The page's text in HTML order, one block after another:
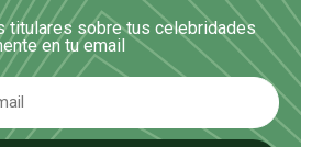
titulares sobre tus celebridades
en tu email